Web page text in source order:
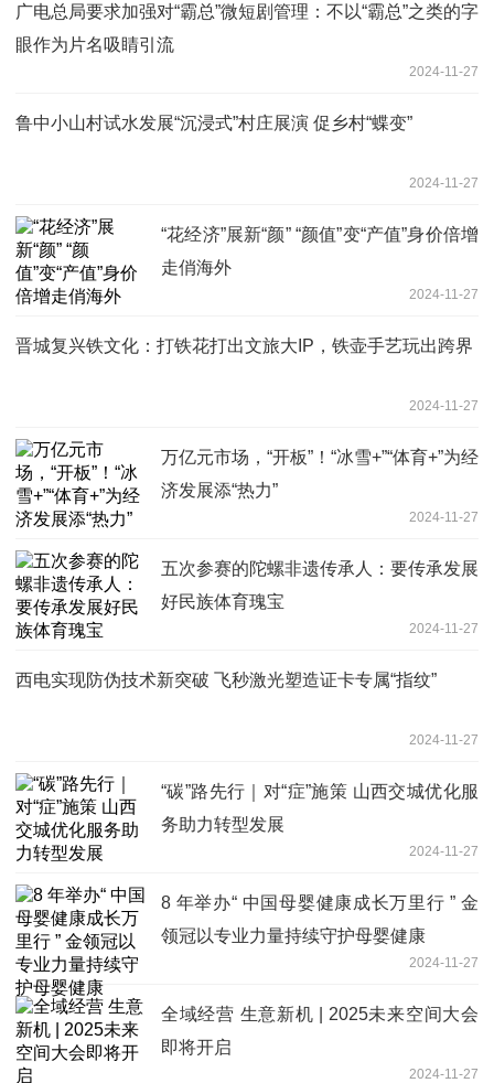
广电总局要求加强对“霸总”微短剧管理：不以“霸总”之类的字
眼作为片名吸睛引流
2024-11-27
鲁中小山村试水发展“沉浸式”村庄展演 促乡村“蝶变”
2024-11-27
“花经济”展新“颜” “颜值”变“产值”身价倍增
走俏海外
2024-11-27
晋城复兴铁文化：打铁花打出文旅大IP，铁壶手艺玩出跨界
2024-11-27
万亿元市场，“开板”！“冰雪+”“体育+”为经
济发展添“热力”
2024-11-27
五次参赛的陀螺非遗传承人：要传承发展
好民族体育瑰宝
2024-11-27
西电实现防伪技术新突破 飞秒激光塑造证卡专属“指纹”
2024-11-27
“碳”路先行｜对“症”施策 山西交城优化服
务助力转型发展
2024-11-27
8 年举办“ 中国母婴健康成长万里行 ” 金
领冠以专业力量持续守护母婴健康
2024-11-27
全域经营 生意新机 | 2025未来空间大会
即将开启
2024-11-27